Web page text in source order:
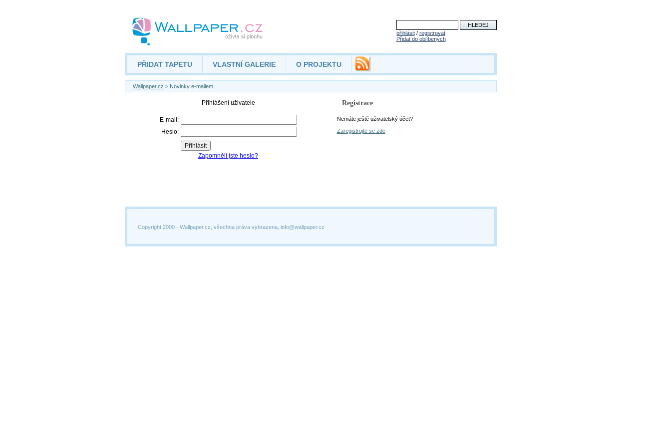
přihlásit/ registrovat
Přidat do oblíbených
PŘIDAT TAPETU VLASTNÍ GALERIE O PROJEKTU
Wallpaper.cz > Novinky e-mailem
Registrace
Nemáte ještě uživatelský účet?
Zaregistrujte se zde
Copyright 2000 - Wallpaper.cz, všechna práva vyhrazena, info@wallpaper.cz